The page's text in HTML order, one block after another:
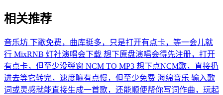
相关推荐
音乐坊 下歌免费，曲库挺多，只是打开有点卡，等一会儿就
行 MixRNB 灯社演唱会下载 想下原盘演唱会得先注册，打开
有点卡，但至少没弹窗 NCM TO MP3 想下点NCM歌，直接扔
进去等它转完，速度嘛有点慢，但至少免费 海绵音乐 输入歌
词或灵感就能直接生成一首歌，还能顺便帮你写词作曲，玩起